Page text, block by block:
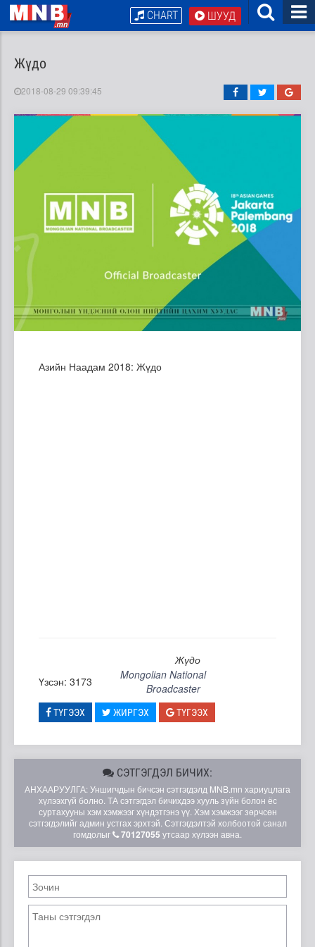
ШУУД
CHART
Жүдо
2018-08-29 09:39:45
Азийн Наадам 2018: Жүдо
Жүдо
Үзсэн: 3173
Mongolian National
Broadcaster
ТҮГЭЭХ ЖИРГЭХ ТҮГЭЭХ
СЭТГЭГДЭЛ БИЧИХ:
АНХААРУУЛГА: Уншигчдын бичсэн сэтгэгдэлд MNB.mn хариуцлага
хүлээхгүй болно. ТА сэтгэгдэл бичихдээ хууль зүйн болон ёс
суртахууны хэм хэмжээг хүндэтгэнэ үү. Хэм хэмжээг зөрчсөн
сэтгэгдэлийг админ устгах эрхтэй. Сэтгэгдэлтэй холбоотой санал
гомдолыг
70127055 утсаар хүлээн авна.